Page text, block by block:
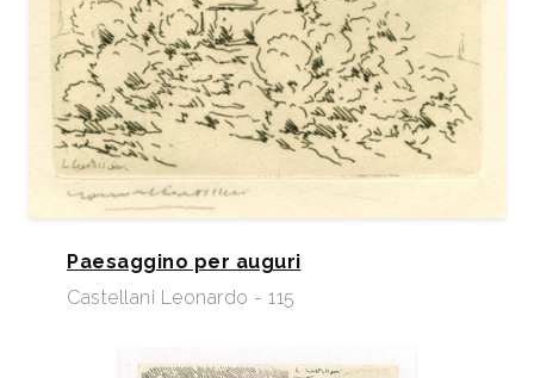
Paesaggino per auguri
Castellani Leonardo - 115